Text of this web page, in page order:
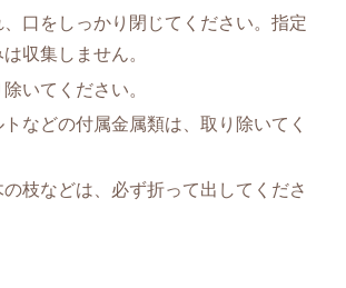
口をしっかり閉じてください。指定
収集しません。
いてください。
などの付属金属類は、取り除いてく
枝などは、必ず折って出してくださ